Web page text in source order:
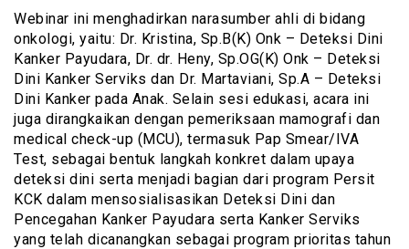
Webinar ini menghadirkan narasumber ahli di bidang
onkologi, yaitu: Dr. Kristina, Sp.B(K) Onk – Deteksi Dini
Kanker Payudara, Dr. dr. Heny, Sp.OG(K) Onk – Deteksi
Dini Kanker Serviks dan Dr. Martaviani, Sp.A – Deteksi
Dini Kanker pada Anak. Selain sesi edukasi, acara ini
juga dirangkaikan dengan pemeriksaan mamografi dan
medical check-up (MCU), termasuk Pap Smear/IVA
Test, sebagai bentuk langkah konkret dalam upaya
deteksi dini serta menjadi bagian dari program Persit
KCK dalam mensosialisasikan Deteksi Dini dan
Pencegahan Kanker Payudara serta Kanker Serviks
yang telah dicanangkan sebagai program prioritas tahun